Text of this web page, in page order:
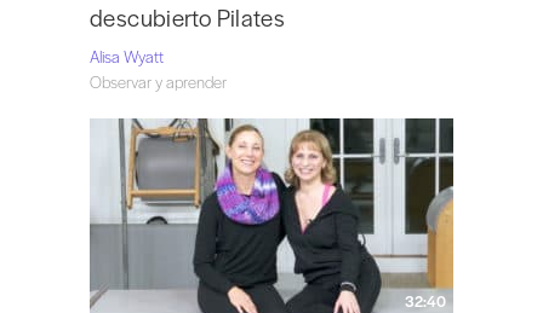
descubierto Pilates
Alisa Wyatt
Observar y aprender
32:40